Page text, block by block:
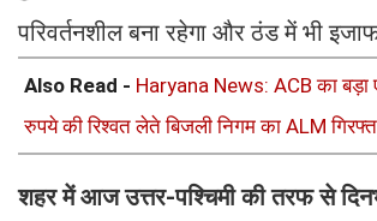
परिवर्तनशील बना रहेगा और ठंड में भी
Also Read - Haryana News: ACB का बड़ा
रुपये की रिश्वत लेते बिजली निगम का ALM
शहर में आज उत्तर-पश्चिमी की तरफ से